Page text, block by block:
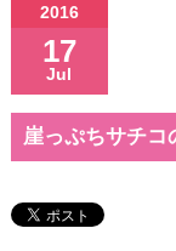
2016
17
Jul
崖っぷちサチコ